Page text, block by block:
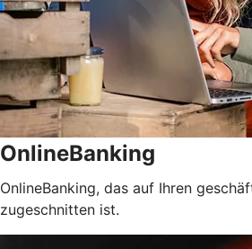
OnlineBanking
OnlineBanking, das auf Ihren
zugeschnitten ist.